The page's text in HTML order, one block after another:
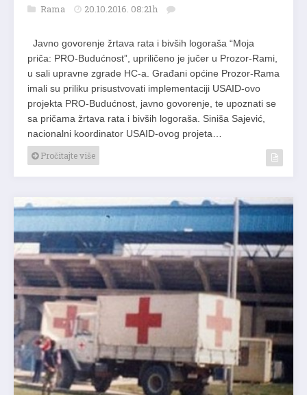
Rama 20.10.2016. 08:21h
Javno govorenje žrtava rata i bivših logoraša “Moja
priča: PRO-Budućnost”, upriličeno je jučer u Prozor-Rami,
u sali upravne zgrade HC-a. Građani općine Prozor-Rama
imali su priliku prisustvovati implementaciji USAID-ovo
projekta PRO-Budućnost, javno govorenje, te upoznati se
sa pričama žrtava rata i bivših logoraša. Siniša Sajević,
nacionalni koordinator USAID-ovog projeta…
Pročitajte više